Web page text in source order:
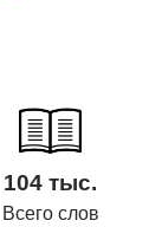
104 тыс.
Всего слов